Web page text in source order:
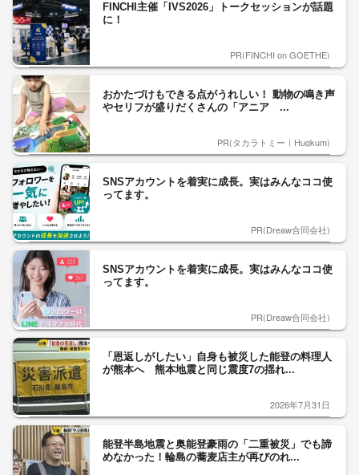
FINCHI主催「IVS2026」トークセッションが話題
に！
PR(FINCHI on GOETHE)
おかたづけもできる点がうれしい！ 動物の鳴き声
やセリフが盛りだくさんの「アニア ...
PR(タカラトミー｜Hugkum)
SNSアカウントを着実に成長。実はみんなココ使
ってます。
PR(Dreaw合同会社)
SNSアカウントを着実に成長。実はみんなココ使
ってます。
PR(Dreaw合同会社)
「恩返しがしたい」自身も被災した能登の料理人
が熊本へ 熊本地震と同じ震度7の揺れ...
2026年7月31日
能登半島地震と奥能登豪雨の「二重被災」でも諦
めなかった！輪島の蕎麦店主が再びのれ...